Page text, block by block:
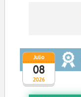
2026
Julio
08